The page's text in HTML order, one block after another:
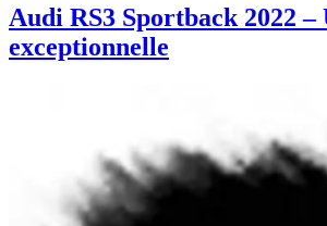
Audi RS3 Sportback 2022 –
exceptionnelle